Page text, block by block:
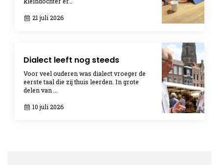
21 juli 2026
Dialect leeft nog steeds
Voor veel ouderen was dialect vroeger de
eerste taal die zij thuis leerden. In grote
delen van …
10 juli 2026